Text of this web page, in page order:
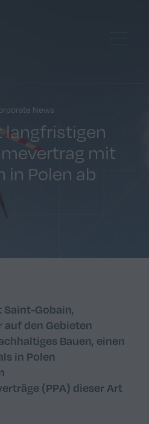
Menu
News
langfristigen
mit
in Polen ab
Gobain,
den Gebieten
Bauen, einen
in Polen
(PPA) dieser Art